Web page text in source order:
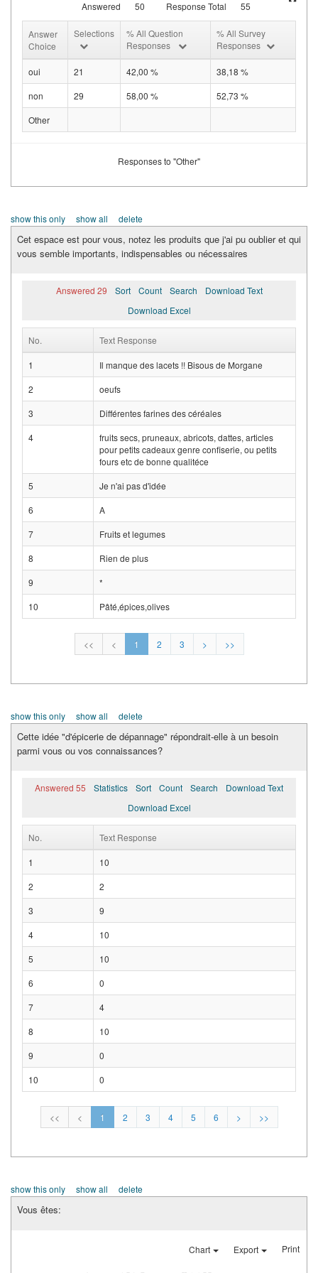
Answered 50 Response Total 55
Answer
Choice
Selections
% All Question
Responses
% All Survey
Responses
oui 21 42,00 %
38,18 %
non
29 58,00 %
52,73 %
Other
Responses to "Other"
show this only show all delete
Cet espace est pour vous, notez les produits que j'ai pu oublier et qui
vous semble importants, indispensables ou nécessaires
Answered 29 Sort Count Search
Download Text
Download Excel
No. Text Response
1
Il manque des lacets !! Bisous de Morgane
2
oeufs
3
Différentes farines des céréales
4
fruits secs, pruneaux, abricots, dattes, articles
pour petits cadeaux genre confiserie, ou petits
fours etc de bonne qualitéce
5
Je n'ai pas d'idée
6
A
7
Fruits et legumes
8
Rien de plus
9
*
10
Pâté,épices,olives
<< < 1 2 3 > >>
show this only show all delete
Cette idée "d'épicerie de dépannage" répondrait-elle à un besoin
parmi vous ou vos connaissances?
Answered 55 Statistics Sort Count Search
Download Text
Download Excel
No. Text Response
1
10
2
2
3
9
4
10
5
10
6
0
7
4
8
10
9
0
10
0
<< < 1 2 3 4 5 6 > >>
show this only show all delete
Vous êtes:
Chart Export Print